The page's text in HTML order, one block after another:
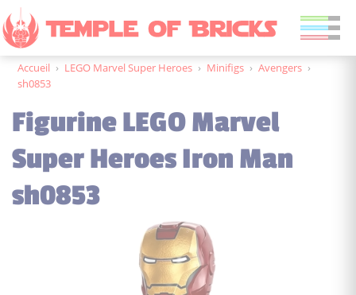
Accueil › LEGO Marvel Super Heroes › Minifigs › Avengers ›
sh0853
Figurine LEGO Marvel
Super Heroes Iron Man
sh0853